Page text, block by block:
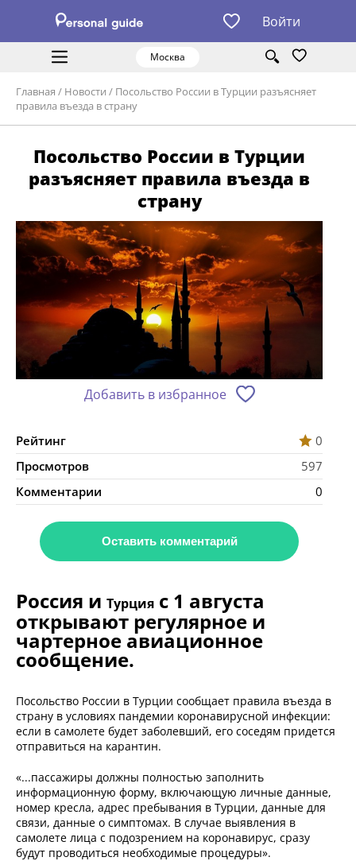
Войти
Москва
Главная / Новости / Посольство России в Турции разъясняет
правила въезда в страну
Посольство России в Турции
разъясняет правила въезда в
страну
Добавить в избранное
Рейтинг
0
Просмотров
597
Комментарии
0
Оставить комментарий
Россия и Турция с 1 августа
открывают регулярное и
чартерное авиационное
сообщение.
Посольство России в Турции сообщает правила въезда в
страну в условиях пандемии коронавирусной инфекции:
если в самолете будет заболевший, его соседям придется
отправиться на карантин.
«...пассажиры должны полностью заполнить
информационную форму, включающую личные данные,
номер кресла, адрес пребывания в Турции, данные для
связи, данные о симптомах. В случае выявления в
самолете лица с подозрением на коронавирус, сразу
будут проводиться необходимые процедуры».